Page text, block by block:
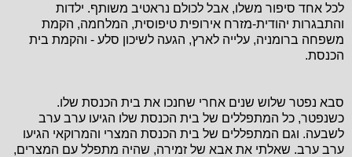
לכל אחד סיפור משלו, אבל לכולם נראטיב משותף. ילדות
והתבגרות יהודית-מזרח אירופית טיפוסית, המלחמה, הקמת
משפחה ברומניה, עלייה לארץ, הגעה לשיכון סלע - והקמת בית
הכנסת.
סבא נפטר שלוש שנים אחרי שחנכו את בית הכנסת שלו.
כשנפטר, כל המתפללים של בית הכנסת שלו הגיעו ערב ערב
לשבעה. וגם המתפללים של בית הכנסת המצרי והמרוקאי הגיעו
ערב ערב. שאלתי את אבא של זמירה, שהיה מתפלל עם המצרים,